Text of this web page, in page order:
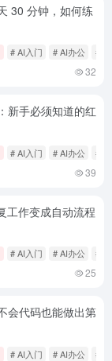
30 分钟，如何练
# AI入门 # AI办公 #
32
新手必须知道的红
# AI入门 # AI办公 #
39
工作变成自动流程
# AI入门 # AI办公 #
25
会代码也能做出第
# AI入门 # AI办公 #